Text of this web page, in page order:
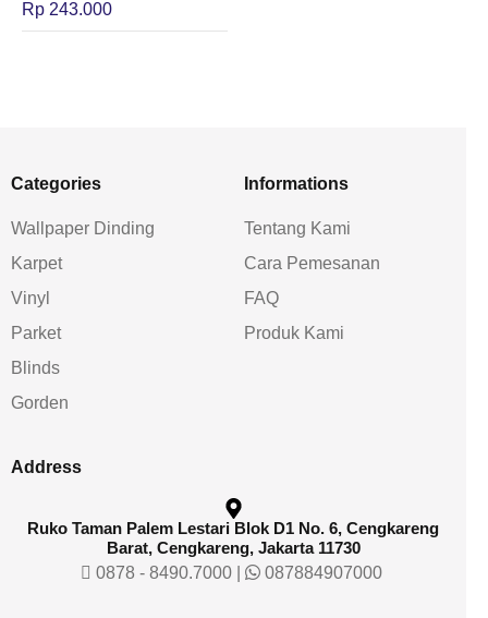
Rp 243.000
Categories
Wallpaper Dinding
Karpet
Vinyl
Parket
Blinds
Gorden
Informations
Tentang Kami
Cara Pemesanan
FAQ
Produk Kami
Address
Ruko Taman Palem Lestari Blok D1 No. 6, Cengkareng
Barat, Cengkareng, Jakarta 11730
0878 - 8490.7000| 087884907000